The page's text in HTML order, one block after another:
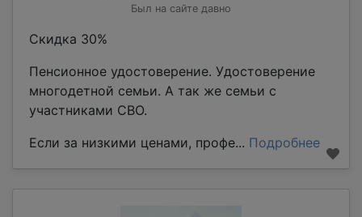
Был на сайте давно
Скидка 30%
Пенсионное удостоверение. Удостоверение
многодетной семьи. А так же семьи с
участниками СВО.
Если за низкими ценами, профе... Подробнее